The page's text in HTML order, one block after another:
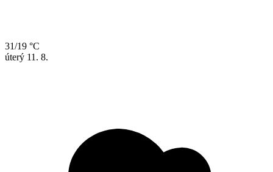
31/19 °C
úterý 11. 8.